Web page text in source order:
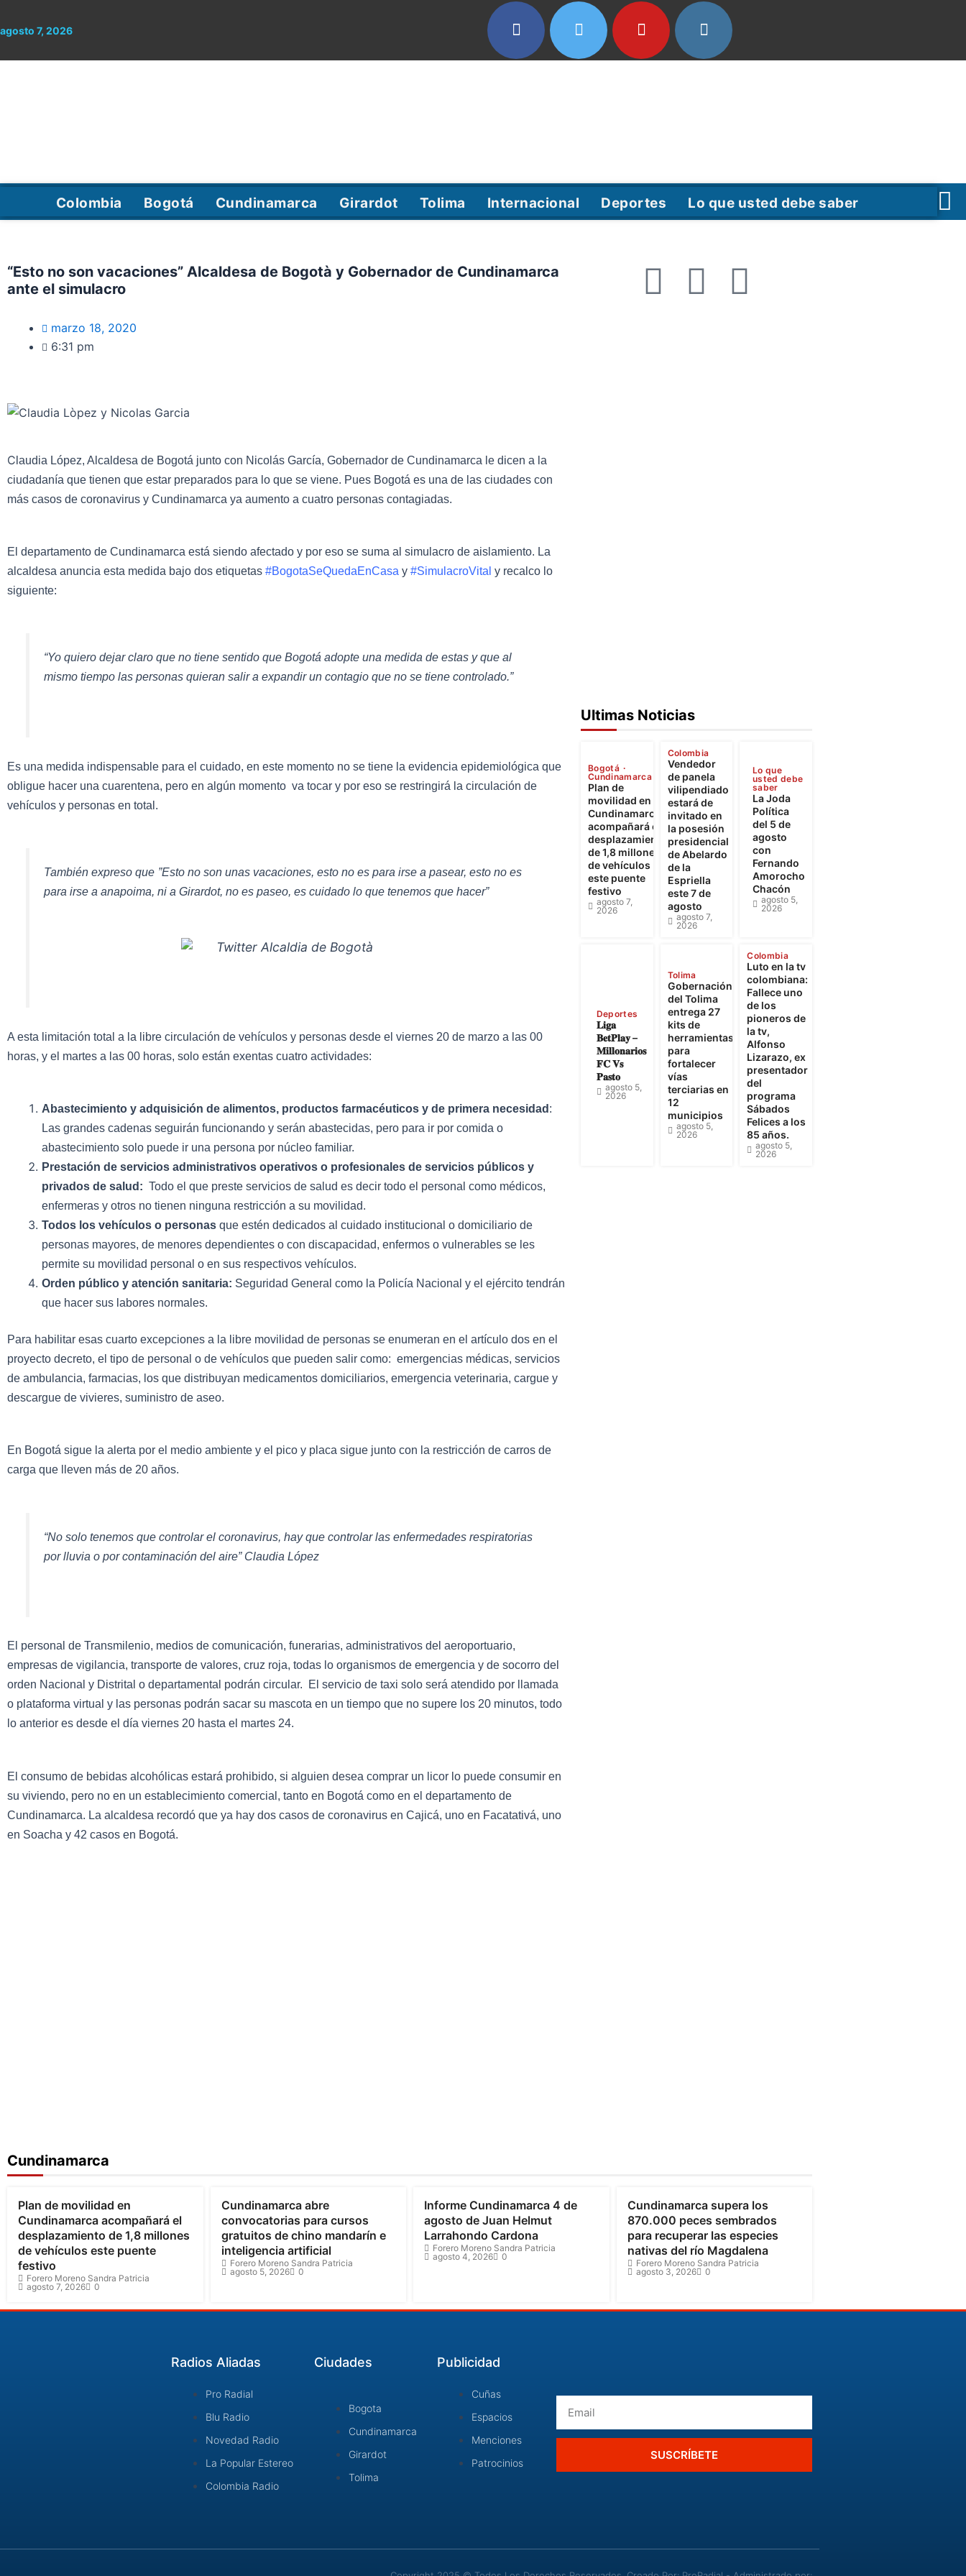
al
agosto 7, 2026
Colombia Bogotá Cundinamarca Girardot Tolima Internacional Deportes Lo que usted debe saber
“Esto no son vacaciones” Alcaldesa de Bogotà y Gobernador de Cundinamarca
ante el simulacro
F
T
Y
marzo 18, 2020
6:31 pm
C laudia López, Alcaldesa de Bogotá junto con Nicolás García, Gobernador de Cundinamarca le dicen a la
ciudadanía que tienen que estar preparados para lo que se viene. Pues Bogotá es una de las ciudades con
más casos de coronavirus y Cundinamarca ya aumento a cuatro personas contagiadas.
El departamento de Cundinamarca está siendo afectado y por eso se suma al simulacro de aislamiento. La
alcaldesa anuncia esta medida bajo dos etiquetas #BogotaSeQuedaEnCasa y #SimulacroVital y recalco lo
siguiente:
“Yo quiero dejar claro que no tiene sentido que Bogotá adopte una medida de estas y que al
mismo tiempo las personas quieran salir a expandir un contagio que no se tiene controlado.”
Es una medida indispensable para el cuidado, en este momento no se tiene la evidencia epidemiológica que
obligue hacer una cuarentena, pero en algún momento va tocar y por eso se restringirá la circulación de
vehículos y personas en total.
También expreso que ”Esto no son unas vacaciones, esto no es para irse a pasear, esto no es
para irse a anapoima, ni a Girardot, no es paseo, es cuidado lo que tenemos que hacer”
A esta limitación total a la libre circulación de vehículos y personas desde el viernes 20 de marzo a las 00
horas, y el martes a las 00 horas, solo están exentas cuatro actividades:
Abastecimiento y adquisición de alimentos, productos farmacéuticos y de primera necesidad :
Las grandes cadenas seguirán funcionando y serán abastecidas, pero para ir por comida o
abastecimiento solo puede ir una persona por núcleo familiar.
Prestación de servicios administrativos operativos o profesionales de servicios públicos y
privados de salud: Todo el que preste servicios de salud es decir todo el personal como médicos,
enfermeras y otros no tienen ninguna restricción a su movilidad.
Todos los vehículos o personas que estén dedicados al cuidado institucional o domiciliario de
personas mayores, de menores dependientes o con discapacidad, enfermos o vulnerables se les
permite su movilidad personal o en sus respectivos vehículos.
Orden público y atención sanitaria: Seguridad General como la Policía Nacional y el ejército tendrán
que hacer sus labores normales.
Para habilitar esas cuarto excepciones a la libre movilidad de personas se enumeran en el artículo dos en el
proyecto decreto, el tipo de personal o de vehículos que pueden salir como: emergencias médicas, servicios
de ambulancia, farmacias, los que distribuyan medicamentos domiciliarios, emergencia veterinaria, cargue y
descargue de vivieres, suministro de aseo.
En Bogotá sigue la alerta por el medio ambiente y el pico y placa sigue junto con la restricción de carros de
carga que lleven más de 20 años.
“No solo tenemos que controlar el coronavirus, hay que controlar las enfermedades respiratorias
por lluvia o por contaminación del aire” Claudia López
El personal de Transmilenio, medios de comunicación, funerarias, administrativos del aeroportuario,
empresas de vigilancia, transporte de valores, cruz roja, todas lo organismos de emergencia y de socorro del
orden Nacional y Distrital o departamental podrán circular. El servicio de taxi solo será atendido por llamada
o plataforma virtual y las personas podrán sacar su mascota en un tiempo que no supere los 20 minutos, todo
lo anterior es desde el día viernes 20 hasta el martes 24.
El consumo de bebidas alcohólicas estará prohibido, si alguien desea comprar un licor lo puede consumir en
su viviendo, pero no en un establecimiento comercial, tanto en Bogotá como en el departamento de
Cundinamarca. La alcaldesa recordó que ya hay dos casos de coronavirus en Cajicá, uno en Facatativá, uno
en Soacha y 42 casos en Bogotá.
Ultimas Noticias
Bogotá
Cundinamarca
Plan de
movilidad en
Cundinamarca
acompañará el
desplazamiento
de 1,8 millones
de vehículos
este puente
festivo
agosto 7,
2026
Colombia
Vendedor
de panela
vilipendiado
estará de
invitado en
la posesión
presidencial
de Abelardo
de la
Espriella
este 7 de
agosto
agosto 7,
2026
Lo que
usted debe
saber
La Joda
Política
del 5 de
agosto
con
Fernando
Amorocho
Chacón
agosto 5,
2026
Deportes
𝐋𝐢𝐠𝐚
𝐁𝐞𝐭𝐏𝐥𝐚𝐲 –
𝐌𝐢𝐥𝐥𝐨𝐧𝐚𝐫𝐢𝐨𝐬
𝐅𝐂 𝐕𝐬
𝐏𝐚𝐬𝐭𝐨
agosto 5,
2026
Tolima
Gobernación
del Tolima
entrega 27
kits de
herramientas
para
fortalecer
vías
terciarias en
12
municipios
agosto 5,
2026
Colombia
Luto en la tv
colombiana:
Fallece uno
de los
pioneros de
la tv,
Alfonso
Lizarazo, ex
presentador
del
programa
Sábados
Felices a los
85 años.
agosto 5,
2026
Cundinamarca
Bogotá Cundinamarca
Plan de movilidad en
Cundinamarca acompañará el
desplazamiento de 1,8 millones
de vehículos este puente
festivo
Forero Moreno Sandra Patricia
agosto 7, 2026
0
Cundinamarca abre
convocatorias para cursos
gratuitos de chino mandarín e
inteligencia artificial
Forero Moreno Sandra Patricia
agosto 5, 2026
0
Informe Cundinamarca 4 de
agosto de Juan Helmut
Larrahondo Cardona
Forero Moreno Sandra Patricia
agosto 4, 2026
0
Cundinamarca supera los
870.000 peces sembrados
para recuperar las especies
nativas del río Magdalena
Forero Moreno Sandra Patricia
agosto 3, 2026
0
Radios Aliadas
Pro Radial
Blu Radio
Novedad Radio
La Popular Estereo
Colombia Radio
Ciudades
Bogota
Cundinamarca
Girardot
Tolima
Publicidad
Cuñas
Espacios
Menciones
Patrocinios
SUSCRÍBETE